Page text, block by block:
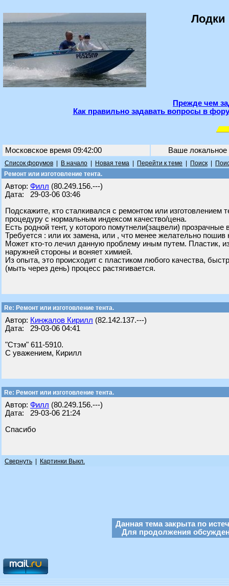
Лодки
Прежде чем
Как правильно задавать вопросы в
Московское время 09:42:00 Ваше
Список форумов В начало Новая тема Перейти к теме Поиск
Ремонт или изготовление тента.
Автор: Филл (80.249.156.---)
Дата: 29-03-06 03:46
Подскажите, кто сталкивался с ремонтом или изготовлением
процедуру с нормальным индексом качество/цена.
Есть родной тент, у которого помутнели(зацвели) прозрачные
Требуется : или их замена, или , что менее желательно пошив
Может кто-то лечил данную проблему иным путем. Пластик,
наружней стороны и воняет химией.
Из опыта, это происходит с пластиком любого качества,
(мыть через день) процесс растягивается.
Re: Ремонт или изготовление тента.
Автор: Кинжалов Кирилл (82.142.137.---)
Дата: 29-03-06 04:41
"Стэм" 611-5910.
С уважением, Кирилл
Re: Ремонт или изготовление тента.
Автор: Филл (80.249.156.---)
Дата: 29-03-06 21:24
Спасибо
Свернуть Картинки Выкл.
Данная тема закрыта по
Для продолжения